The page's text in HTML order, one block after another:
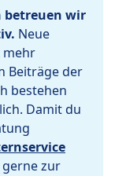
betreuen wir
Neue
mehr
Beiträge der
bestehen
Damit du
zur